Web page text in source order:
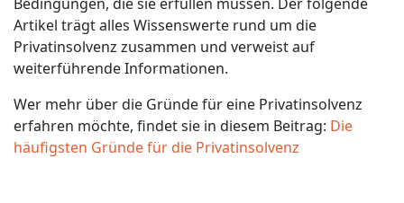
Artikel trägt alles Wissenswerte rund um die
Privatinsolvenz zusammen und verweist auf
weiterführende Informationen.
Wer mehr über die Gründe für eine Privatinsolvenz
erfahren möchte, findet sie in diesem Beitrag: Die
häufigsten Gründe für die Privatinsolvenz